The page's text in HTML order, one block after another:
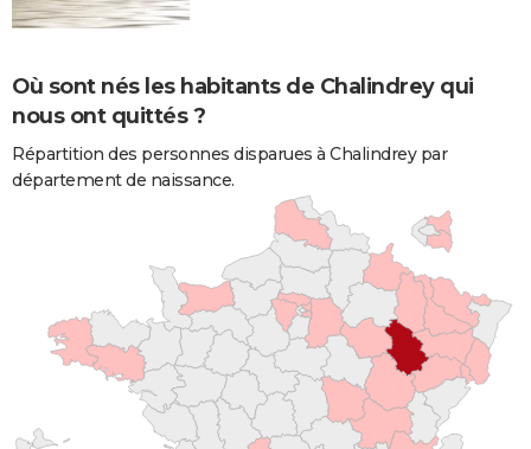
Où sont nés les habitants de Chalindrey qui
nous ont quittés ?
Répartition des personnes disparues à Chalindrey par
département de naissance.